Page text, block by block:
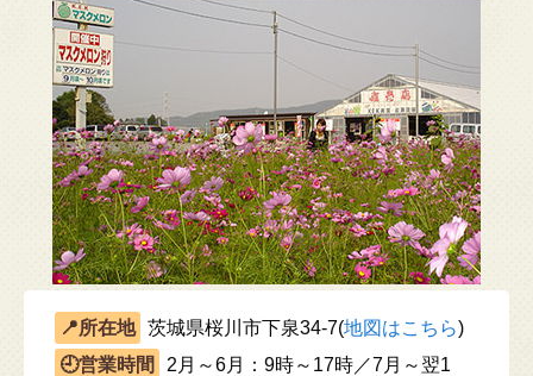
茨城県桜川市下泉34-7(地図はこちら)
2月～6月：9時～17時／7月～翌1